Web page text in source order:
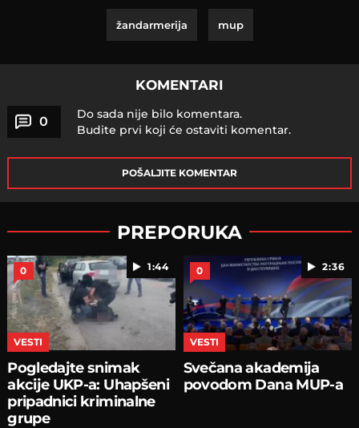
žandarmerija mup
KOMENTARI
0
Do sada nije bilo komentara.
Budite prvi koji će ostaviti komentar.
POŠALJITE KOMENTAR
PREPORUKA
1:44
0
VESTI
Pogledajte snimak
akcije UKP-a: Uhapšeni
pripadnici kriminalne
grupe
2:36
0
VESTI
Svečana akademija
povodom Dana MUP-a